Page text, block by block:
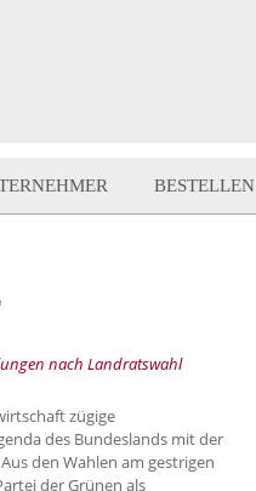
BESTELLEN
nach Landratswahl
zügige
des Bundeslands mit der
den Wahlen am gestrigen
der Grünen als